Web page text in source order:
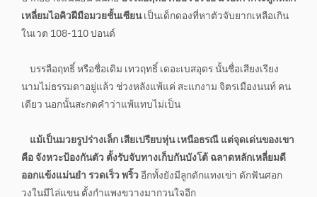
เหลี่ยมไอคิวฝีมือมวยชั้นเซียนเป็นเด็กดองที่หาตัวจับยากเหลือเกิน
ในเวต 108-110 ปอนด์
บรรลือฤทธิ์ หรือชื่อเดิม เทวฤทธิ์ เดอะเบสอุดร นั้นชื่อเสียงเรียง
นามไม่ธรรมดาอยู่แล้ว ช่วงหลังแพ้แค่ สะแกงาม จิตรเมืองนนท์ คน
เดียว นอกนั้นสะกดคำว่าแพ้แทบไม่เป็น
แม้เป็นมวยรูปร่างเล็ก เสียเปรียบหุ่น เหนือธรณี แต่จุดเด่นของเขา
คือ จังหวะป้องกันตัว ตั้งรับจับทางเก็บกันบังโต้ ฉลาดหลักเหลี่ยมดี
ออกแข้งแม่นยำ รวดเร็ว พริ้วอีกทั้งยังมีลูกดักแทงเข่า ดักฟันศอก
วงในมีไล่แขน ตั้งกำแพงขวางมากวนใจอีก